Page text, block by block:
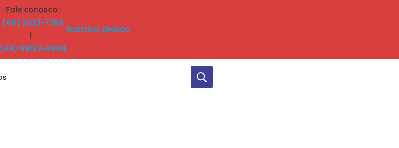
Fale conosco:
(48) 3023-7368
(48) 99182-6994
Rastrear pedido